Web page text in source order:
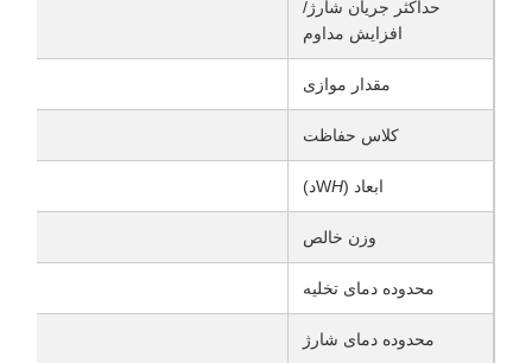
حداکثر جریان شارژ/
افزایش مداوم
مقدار موازی
کلاس حفاظت
ابعاد (WH د)
وزن خالص
محدوده دمای تخلیه
محدوده دمای شارژ